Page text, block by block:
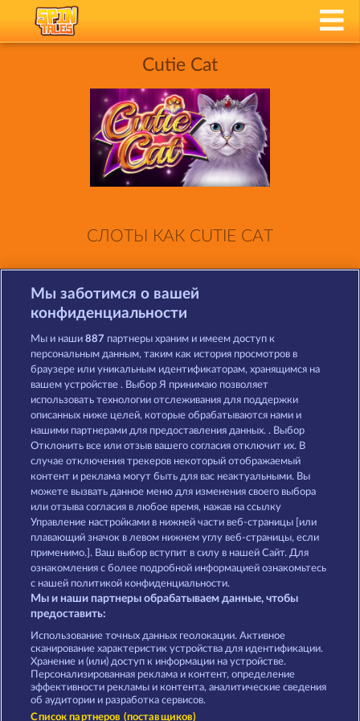
Cutie Cat
СЛОТЫ КАК CUTIE CAT
Black Beauty Beautiful Nature
Majestic King Atlantic Wilds
Правила КОНФИДЕНЦИАЛЬНОСТЬ
О компании Компания
Партнерская программа
Отправить Запрос об Отказе
Мы заботимся о вашей
конфиденциальности
Мы и наши887 партнеры храним и имеем доступ к
персональным данным, таким как история просмотров в
браузере или уникальным идентификаторам, хранящимся на
вашем устройстве . Выбор Я принимаю позволяет
использовать технологии отслеживания для поддержки
описанных ниже целей, которые обрабатываются нами и
нашими партнерами для предоставления данных. . Выбор
Отклонить все или отзыв вашего согласия отключит их. В
случае отключения трекеров некоторый отображаемый
контент и реклама могут быть для вас неактуальными. Вы
можете вызвать данное меню для изменения своего выбора
или отзыва согласия в любое время, нажав на ссылку
Управление настройками в нижней части веб-страницы [или
плавающий значок в левом нижнем углу веб-страницы, если
применимо.]. Ваш выбор вступит в силу в нашей Сайт. Для
ознакомления с более подробной информацией ознакомьтесь
с нашей политикой конфиденциальности.
Мы и наши партнеры обрабатываем данные, чтобы
предоставить:
Использование точных данных геолокации. Активное
сканирование характеристик устройства для идентификации.
Хранение и (или) доступ к информации на устройстве.
Персонализированная реклама и контент, определение
эффективности рекламы и контента, аналитические сведения
об аудитории и разработка сервисов.
Список партнеров (поставщиков)